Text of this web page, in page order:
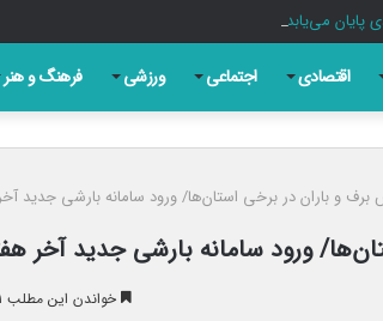
پایان می‌یابد/تامین برخی مهمات «محدودتر» شده است
اقتصادی اجتماعی ورزشی فرهنگ و هنر
برف و باران در برخی استان‌ها/ ورود سامانه بارشی جدید
ورود سامانه بارشی جدید آخر
خواندن این مطلب ۱ دقیقه زمان میبرد